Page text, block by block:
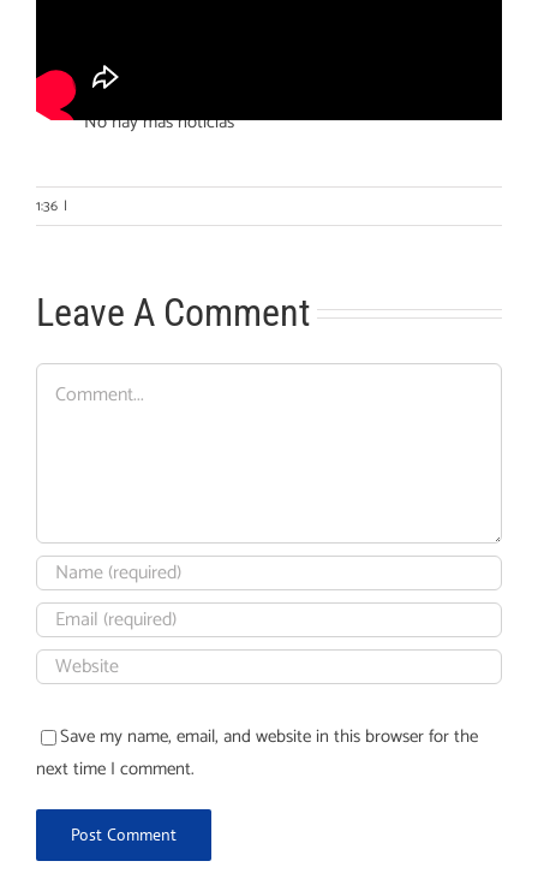
Otras noticias
No hay más noticias
1:36 |
Leave A Comment
Comment
Save my name, email, and website in this browser for the
next time I comment.